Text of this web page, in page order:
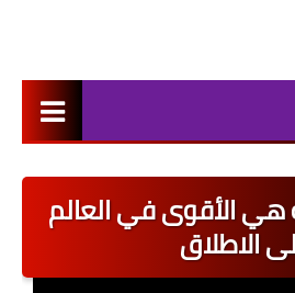
اخبار القطاع العام
اخبار القطاع الخاص
هي الأقوى في العالم
الاطلاق